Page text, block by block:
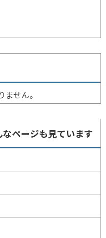
せん。
ページも見ています